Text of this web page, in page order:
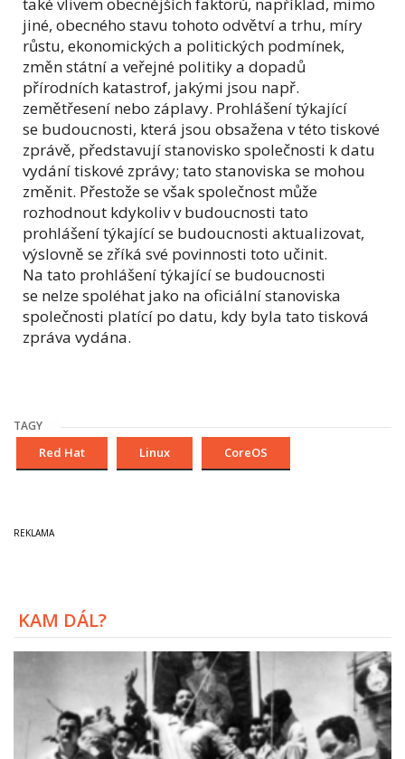
jiné, obecného stavu tohoto odvětví a trhu, míry
růstu, ekonomických a politických podmínek,
změn státní a veřejné politiky a dopadů
přírodních katastrof, jakými jsou např.
zemětřesení nebo záplavy. Prohlášení týkající
se budoucnosti, která jsou obsažena v této tiskové
zprávě, představují stanovisko společnosti k datu
vydání tiskové zprávy; tato stanoviska se mohou
změnit. Přestože se však společnost může
rozhodnout kdykoliv v budoucnosti tato
prohlášení týkající se budoucnosti aktualizovat,
výslovně se zříká své povinnosti toto učinit.
Na tato prohlášení týkající se budoucnosti
se nelze spoléhat jako na oficiální stanoviska
společnosti platící po datu, kdy byla tato tisková
zpráva vydána.
TAGY
Red Hat Linux CoreOS
KAM DÁL?